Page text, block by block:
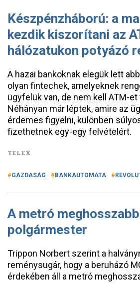
Készpénzháború: a
kezdik kiszorítani az
hálózatukon potyázó
A hazai bankoknak elegük lett
olyan fintechek, amelyeknek
ügyfelük van, de nem kell ATM-
Néhányan már léptek, amire az
érdemes figyelni, különben
fizethetnek egy-egy felvételért.
TELEX
GAZDASÁG BANKAUTOMATA
A metró
polgármester
Trippon Norbert szerint a
reménysugár, hogy a beruházó
érdekében áll a metró